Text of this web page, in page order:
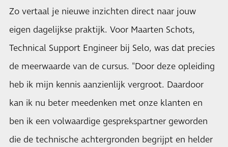
Zo vertaal je nieuwe inzichten direct naar jouw
eigen dagelijkse praktijk. Voor Maarten Schots,
Technical Support Engineer bij Selo, was dat precies
de meerwaarde van de cursus. "Door deze opleiding
heb ik mijn kennis aanzienlijk vergroot. Daardoor
kan ik nu beter meedenken met onze klanten en
ben ik een volwaardige gesprekspartner geworden
die de technische achtergronden begrijpt en helder